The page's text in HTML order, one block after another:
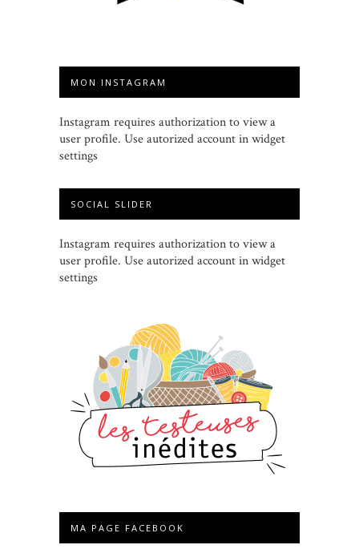
MON INSTAGRAM
Instagram requires authorization to view a
user profile. Use autorized account in widget
settings
SOCIAL SLIDER
Instagram requires authorization to view a
user profile. Use autorized account in widget
settings
MA PAGE FACEBOOK